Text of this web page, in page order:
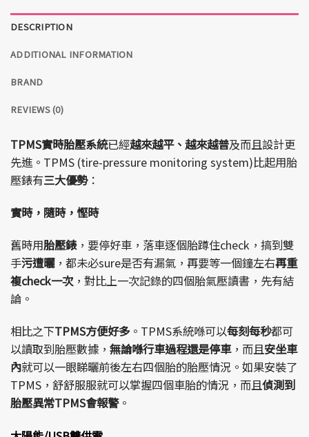
DESCRIPTION
ADDITIONAL INFORMATION
BRAND
REVIEWS (0)
TPMS實時胎壓系統已經越來越平、越來越普及而且設計更
先進。TPMS (tire-pressure monitoring system)比起用胎
壓錶有三大優勢：
實時，隨時，慳時
舊時用胎壓錶，要停好車，落車逐個胎蹲住check，搞到雙
手污遭曬，都未必sure是否有漏氣，再要等一個鐘左右再重
複check一次，對比上一次記錄的四個胎氣壓讀書，先有結
論。
相比之下TPMS方便好多 。TPMS系統喺可以每刻每秒都可
以讀取到胎壓數據， 無論喺行車過程還是停車，而且安坐車
內就可以一眼睇曬前後左右四個胎的胎壓情況。如果安裝了
TPMS，舒舒服服就可以掌握四個車胎的情況，而且偵測到
胎壓異常TPMS會報警。